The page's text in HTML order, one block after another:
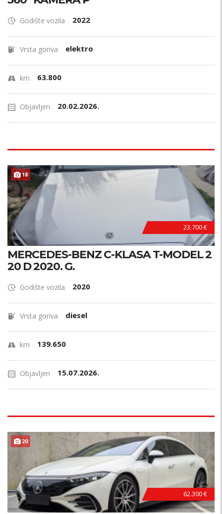
Godište vozila 2022
Vrsta goriva elektro
km 63.800
Objavljen 20.02.2026.
18
23.700 €
MERCEDES-BENZ C-KLASA T-MODEL 2
20 D 2020. G.
Godište vozila 2020
Vrsta goriva diesel
km 139.650
Objavljen 15.07.2026.
20
62.300 €